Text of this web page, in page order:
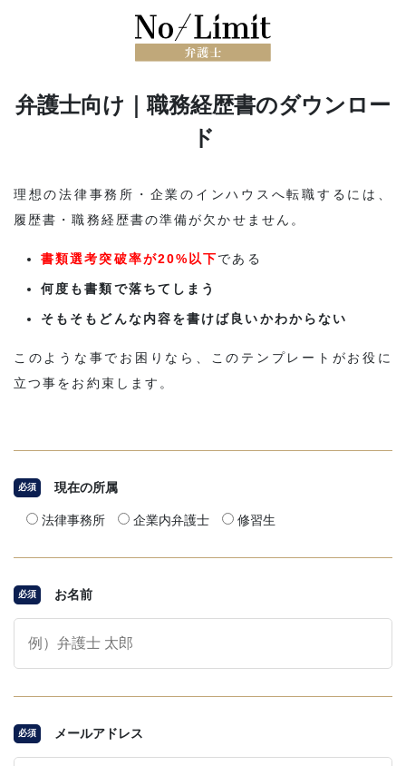
弁護士向け｜職務経歴書のダウンロー
ド
理想の法律事務所・企業のインハウスへ転職するには、
履歴書・職務経歴書の準備が欠かせません。
書類選考突破率が20%以下である
何度も書類で落ちてしまう
そもそもどんな内容を書けば良いかわからない
このような事でお困りなら、このテンプレートがお役に
立つ事をお約束します。
必須 現在の所属
法律事務所 企業内弁護士 修習生
必須 お名前
必須 メールアドレス